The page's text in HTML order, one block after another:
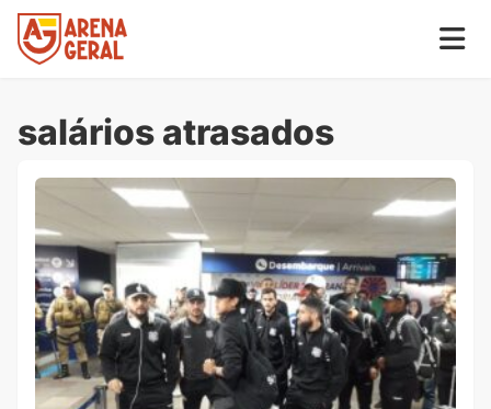
salários atrasados